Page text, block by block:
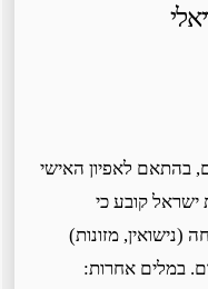
בהתאם לאפיון האישי
קובע כי
(נישואין, מזונות)
במלים אחרות: